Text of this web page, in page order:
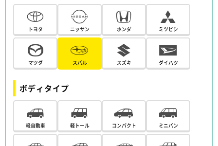
トヨタ ニッサン ホンダ ミツビシ
マツダ スバル スズキ ダイハツ
ボディタイプ
軽自動車 軽トール コンパクト ミニバン